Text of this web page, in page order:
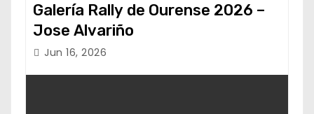
Galería Rally de Ourense 2026 –
Jose Alvariño
Jun 16, 2026